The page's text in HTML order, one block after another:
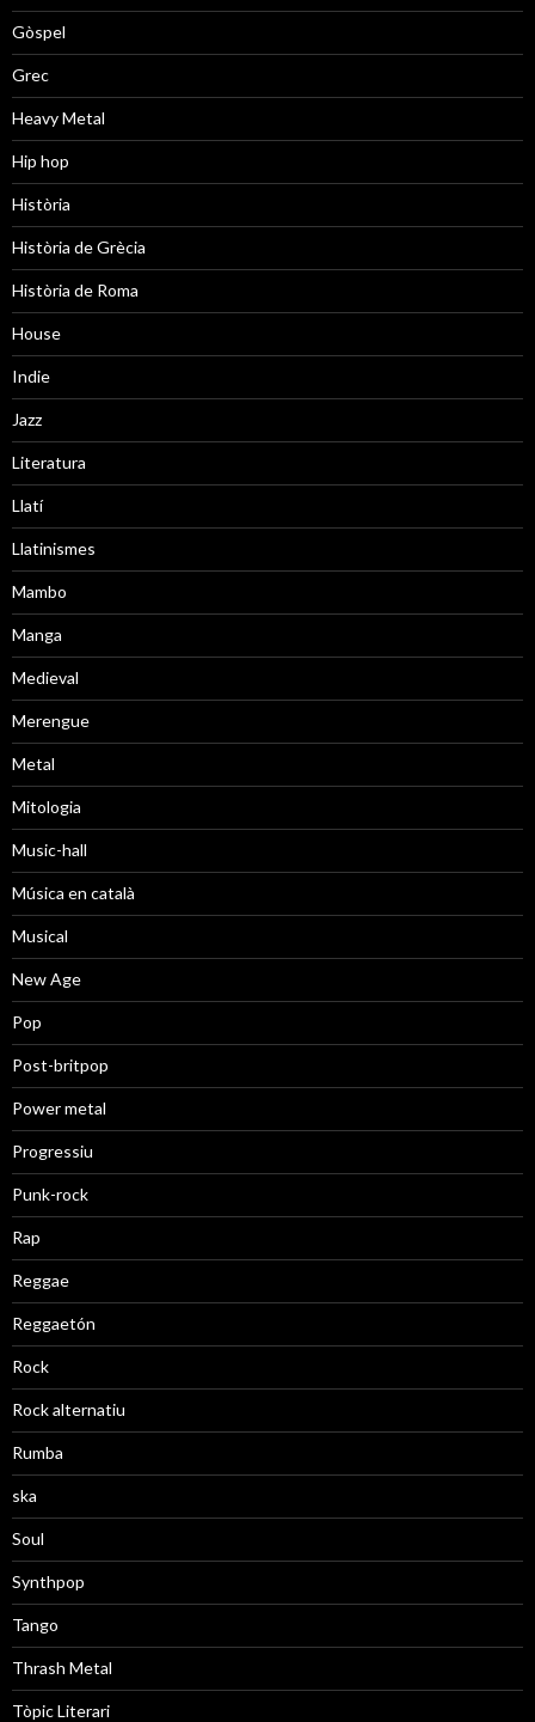
Gòspel
Grec
Heavy Metal
Hip hop
Història
Història de Grècia
Història de Roma
House
Indie
Jazz
Literatura
Llatí
Llatinismes
Mambo
Manga
Medieval
Merengue
Metal
Mitologia
Music-hall
Música en català
Musical
New Age
Pop
Post-britpop
Power metal
Progressiu
Punk-rock
Rap
Reggae
Reggaetón
Rock
Rock alternatiu
Rumba
ska
Soul
Synthpop
Tango
Thrash Metal
Tòpic Literari